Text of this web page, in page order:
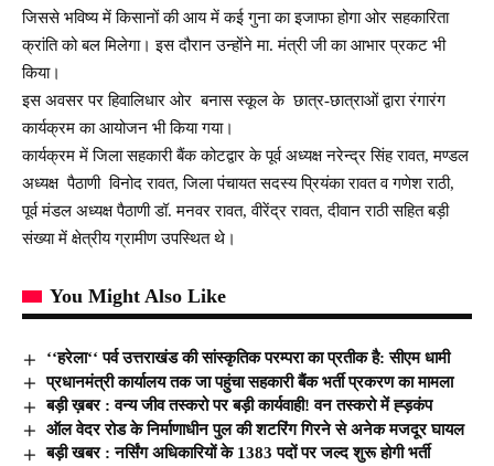
जिससे भविष्य में किसानों की आय में कई गुना का इजाफा होगा ओर सहकारिता
क्रांति को बल मिलेगा। इस दौरान उन्होंने मा. मंत्री जी का आभार प्रकट भी
किया।
इस अवसर पर हिवालिधार ओर बनास स्कूल के छात्र-छात्राओं द्वारा रंगारंग
कार्यक्रम का आयोजन भी किया गया।
कार्यक्रम में जिला सहकारी बैंक कोटद्वार के पूर्व अध्यक्ष नरेन्द्र सिंह रावत, मण्डल
अध्यक्ष पैठाणी विनोद रावत, जिला पंचायत सदस्य प्रियंका रावत व गणेश राठी,
पूर्व मंडल अध्यक्ष पैठाणी डॉ. मनवर रावत, वीरेंद्र रावत, दीवान राठी सहित बड़ी
संख्या में क्षेत्रीय ग्रामीण उपस्थित थे।
You Might Also Like
‘‘हरेला‘‘ पर्व उत्तराखंड की सांस्कृतिक परम्परा का प्रतीक है: सीएम धामी
प्रधानमंत्री कार्यालय तक जा पहुंचा सहकारी बैंक भर्ती प्रकरण का मामला
बड़ी ख़बर : वन्य जीव तस्करो पर बड़ी कार्यवाही! वन तस्करो में ह्ड़कंप
ऑल वेदर रोड के निर्माणाधीन पुल की शटरिंग गिरने से अनेक मजदूर घायल
बड़ी खबर : नर्सिंग अधिकारियों के 1383 पदों पर जल्द शुरू होगी भर्ती